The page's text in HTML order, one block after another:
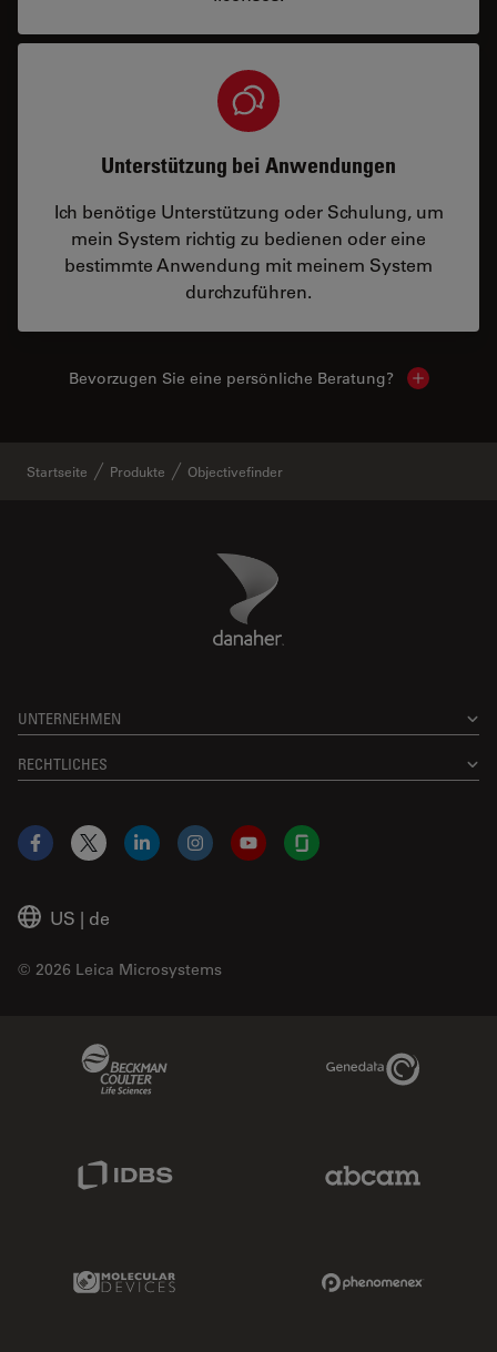
Unterstützung bei Anwendungen
Ich benötige Unterstützung oder Schulung, um
mein System richtig zu bedienen oder eine
bestimmte Anwendung mit meinem System
durchzuführen.
Bevorzugen Sie eine persönliche Beratung? Show
Startseite Produkte Objectivefinder
Danaher Logo
UNTERNEHMEN
RECHTLICHES
US | de
© 2026 Leica Microsystems
Facebook
X LinkedInInstagramYouTubeGlassdoor
Genedata Link
Molecular Devices Link